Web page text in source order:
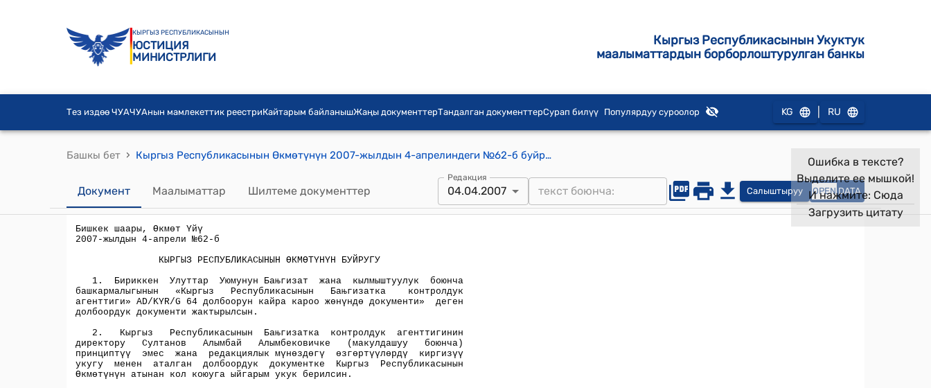
КЫРГЫЗ РЕСПУБЛИКАСЫНЫН
ЮСТИЦИЯ
МИНИСТРЛИГИ
Кыргыз Республикасынын Укуктук
маалыматтардын борборлоштурулган банкы
Тез издөө ЧУАЧУАнын мамлекеттик реестриКайтарым байланышЖаңы документтерТандалган документтерСурап билүү Популярдуу суроолор KG RU
Башкы бет › Кыргыз Республикасынын Өкмөтүнүн 2007-жылдын 4-апрелиндеги №62-б буйругу
Документ Маалыматтар Шилтеме документтер
Редакция
04.04.2007 Салыштыруу OPEN DATA
Ошибка в тексте?
Выделите ее мышкой!
И нажмите: Сюда
Загрузить цитату